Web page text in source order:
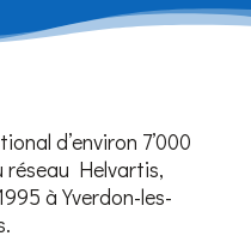
d’environ 7’000
réseau Helvartis,
à Yverdon-les-